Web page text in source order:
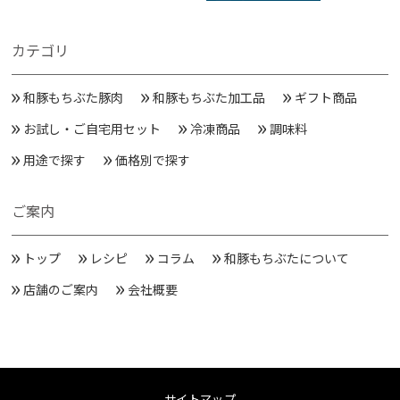
カテゴリ
和豚もちぶた豚肉 和豚もちぶた加工品
ギフト商品
お試し・ご自宅用セット
冷凍商品
調味料
用途で探す
価格別で探す
ご案内
トップ レシピ コラム
和豚もちぶたについて
店舗のご案内
会社概要